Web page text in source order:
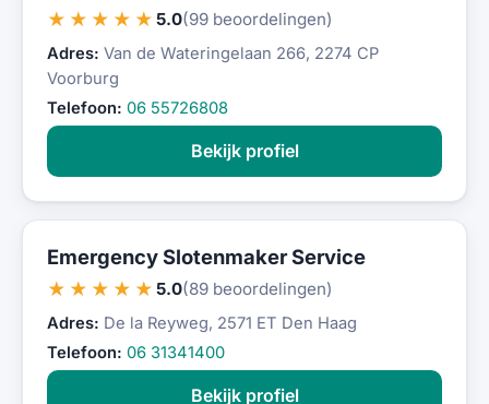
★★★★★ 5.0(99 beoordelingen)
Adres: Van de Wateringelaan 266, 2274 CP
Voorburg
Telefoon: 06 55726808
Bekijk profiel
Emergency Slotenmaker Service
★★★★★ 5.0(89 beoordelingen)
Adres: De la Reyweg, 2571 ET Den Haag
Telefoon: 06 31341400
Bekijk profiel